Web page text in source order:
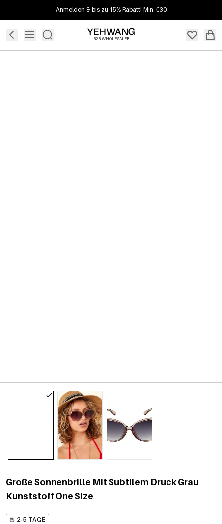
Anmelden & bis zu 15% Rabatt! Min. €30
B2B WHOLESALER
Große Sonnenbrille Mit Subtilem Druck Grau
Kunststoff One Size
2-5 TAGE